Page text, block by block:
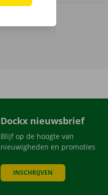
Dockx nieuwsbrief
Blijf op de hoogte van
nieuwigheden en promoties
INSCHRIJVEN